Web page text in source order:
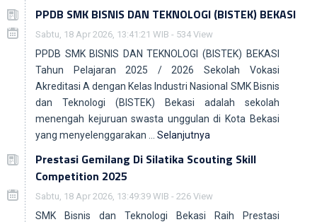
PPDB SMK BISNIS DAN TEKNOLOGI (BISTEK) BEKASI
Sabtu, 18 Apr 2026, 13:41:21 WIB - 534 View
PPDB SMK BISNIS DAN TEKNOLOGI (BISTEK) BEKASI
Tahun Pelajaran 2025 / 2026 Sekolah Vokasi
Akreditasi A dengan Kelas Industri Nasional SMK Bisnis
dan Teknologi (BISTEK) Bekasi adalah sekolah
menengah kejuruan swasta unggulan di Kota Bekasi
yang menyelenggarakan … Selanjutnya
Prestasi Gemilang Di Silatika Scouting Skill
Competition 2025
Sabtu, 18 Apr 2026, 13:49:39 WIB - 226 View
SMK Bisnis dan Teknologi Bekasi Raih Prestasi